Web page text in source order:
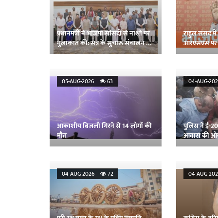
प्रधानमंत्री ने भाजपा सांसदों से नाश्ते पर
मुलाकात की: सत्र के सुचारू संचालन पर
दिया जोर
राहुल संसद
आरएसएस पर
भाजपा
05-AUG-2026 63
आकाशीय बिजली गिरने से 14 लोगों की
मौत
04-AUG-
पुलिस ने ई-20
आवास की
और अन्य को
04-AUG-2026 72 04-AUG-